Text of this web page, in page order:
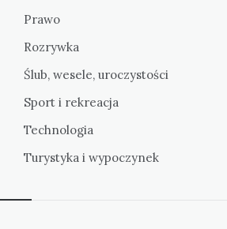
Prawo
Rozrywka
Ślub, wesele, uroczystości
Sport i rekreacja
Technologia
Turystyka i wypoczynek